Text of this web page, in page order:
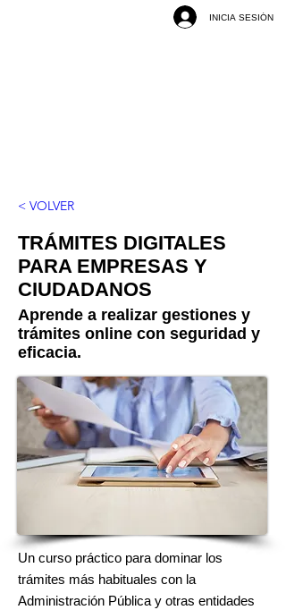
INICIA SESIÓN
< VOLVER
TRÁMITES DIGITALES
PARA EMPRESAS Y
CIUDADANOS
Aprende a realizar gestiones y
trámites online con seguridad y
eficacia.
Un curso práctico para dominar los
trámites más habituales con la
Administración Pública y otras entidades